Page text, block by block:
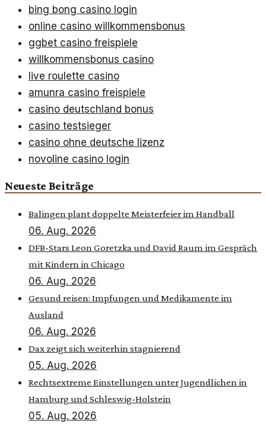
bing bong casino login
online casino willkommensbonus
ggbet casino freispiele
willkommensbonus casino
live roulette casino
amunra casino freispiele
casino deutschland bonus
casino testsieger
casino ohne deutsche lizenz
novoline casino login
Neueste Beiträge
Balingen plant doppelte Meisterfeier im Handball
06. Aug. 2026
DFB-Stars Leon Goretzka und David Raum im Gespräch
mit Kindern in Chicago
06. Aug. 2026
Gesund reisen: Impfungen und Medikamente im
Ausland
06. Aug. 2026
Dax zeigt sich weiterhin stagnierend
05. Aug. 2026
Rechtsextreme Einstellungen unter Jugendlichen in
Hamburg und Schleswig-Holstein
05. Aug. 2026